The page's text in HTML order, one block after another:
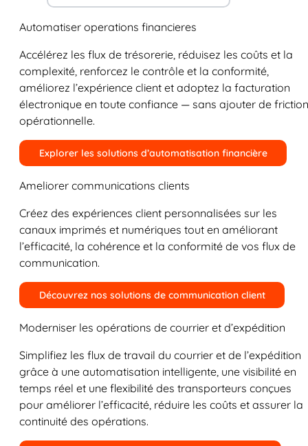
Automatiser operations financieres
Accélérez les flux de trésorerie, réduisez les coûts et la
complexité, renforcez le contrôle et la conformité,
améliorez l’expérience client et adoptez la facturation
électronique en toute confiance — sans ajouter de friction
opérationnelle.
Explorer les solutions d’automatisation financière
Ameliorer communications clients
Créez des expériences client personnalisées sur les
canaux imprimés et numériques tout en améliorant
l’efficacité, la cohérence et la conformité de vos flux de
communication.
Découvrez nos solutions de communication client
Moderniser les opérations de courrier et d’expédition
Simplifiez les flux de travail du courrier et de l’expédition
grâce à une automatisation intelligente, une visibilité en
temps réel et une flexibilité des transporteurs conçues
pour améliorer l’efficacité, réduire les coûts et assurer la
continuité des opérations.